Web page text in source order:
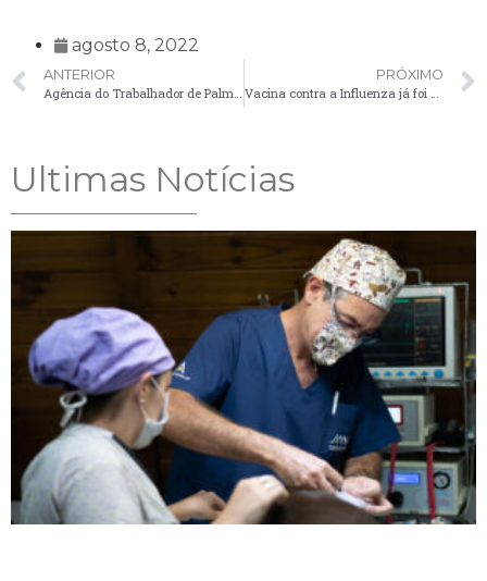
agosto 8, 2022
ANTERIOR
Agência do Trabalhador de Palmeira realiza o Dia do Primeiro Emprego
PRÓXIMO
Vacina contra a Influenza já foi aplicada em 12,5 mil palmeirenses
Ultimas Notícias